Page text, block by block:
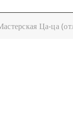
Ца-ца